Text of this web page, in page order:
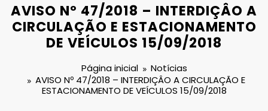
AVISO Nº 47/2018 – INTERDIÇÂO A
CIRCULAÇÃO E ESTACIONAMENTO
DE VEÍCULOS 15/09/2018
Página inicial
Notícias
AVISO Nº 47/2018 – INTERDIÇÂO A CIRCULAÇÃO E
ESTACIONAMENTO DE VEÍCULOS 15/09/2018